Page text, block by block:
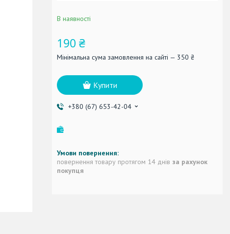
В наявності
190 ₴
Мінімальна сума замовлення на сайті — 350 ₴
Купити
+380 (67) 653-42-04
повернення товару протягом 14 днів за рахунок
покупця